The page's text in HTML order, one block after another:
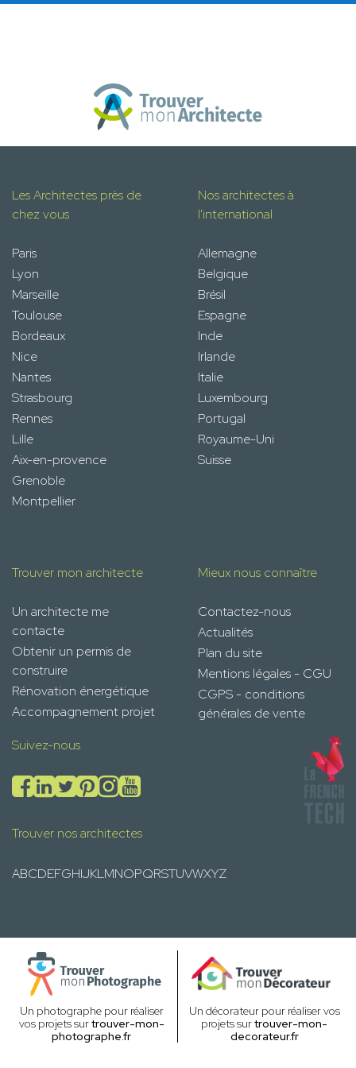
Les Architectes près de
chez vous
Paris
Lyon
Marseille
Toulouse
Bordeaux
Nice
Nantes
Strasbourg
Rennes
Lille
Aix-en-provence
Grenoble
Montpellier
Nos architectes à
l'international
Allemagne
Belgique
Brésil
Espagne
Inde
Irlande
Italie
Luxembourg
Portugal
Royaume-Uni
Suisse
Trouver mon architecte
Un architecte me
contacte
Obtenir un permis de
construire
Rénovation énergétique
Accompagnement projet
Mieux nous connaître
Contactez-nous
Actualités
Plan du site
Mentions légales - CGU
CGPS - conditions
générales de vente
Suivez-nous
Trouver nos architectes
ABCDEFGHIJKLMNOPQRSTUVWXYZ
Un photographe pour réaliser
vos projets surtrouver-mon-
photographe.fr
Un décorateur pour réaliser vos
projets surtrouver-mon-
decorateur.fr